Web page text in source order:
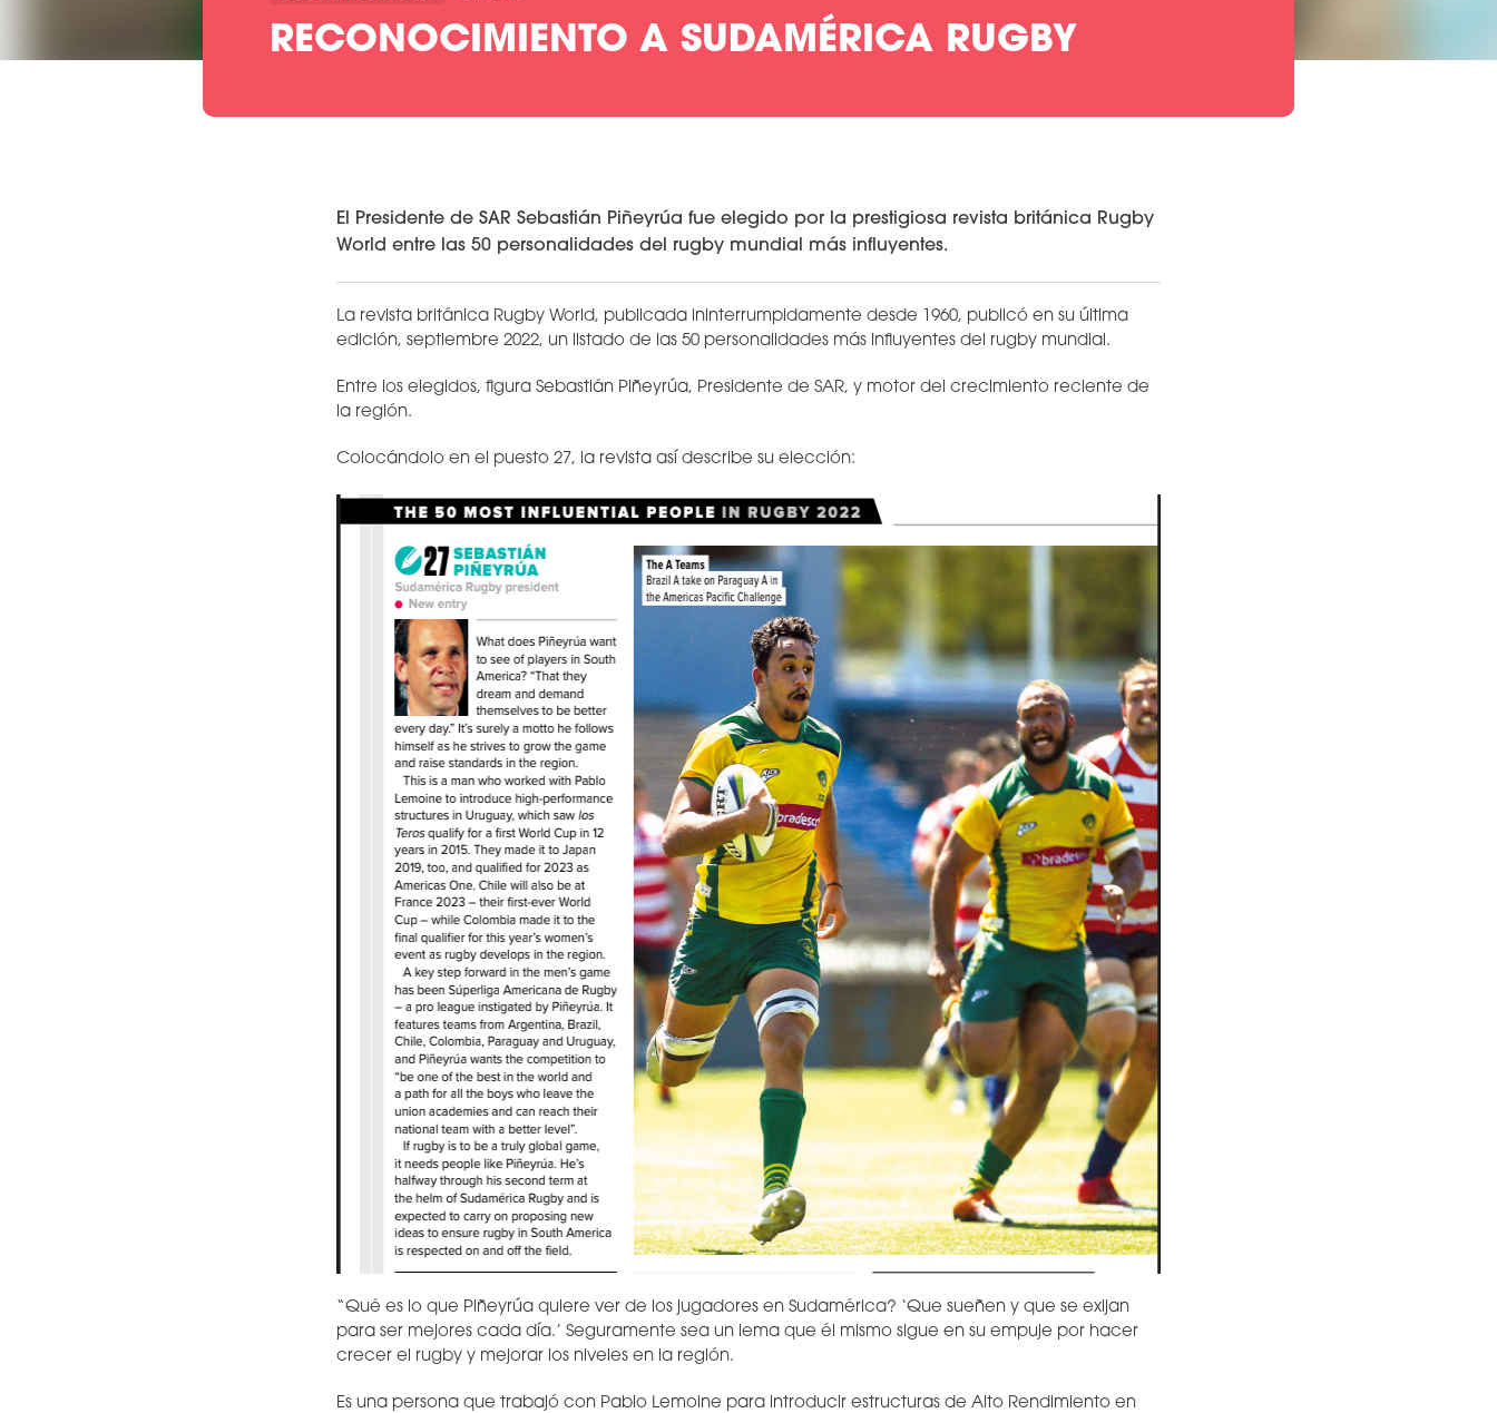
RECONOCIMIENTO A SUDAMÉRICA RUGBY
El Presidente de SAR Sebastián Piñeyrúa fue elegido por la prestigiosa revista británica Rugby
World entre las 50 personalidades del rugby mundial más influyentes.
La revista británica Rugby World, publicada ininterrumpidamente desde 1960, publicó en su última
edición, septiembre 2022, un listado de las 50 personalidades más influyentes del rugby mundial.
Entre los elegidos, figura Sebastián Piñeyrúa, Presidente de SAR, y motor del crecimiento reciente de
la región.
Colocándolo en el puesto 27, la revista así describe su elección:
“Qué es lo que Piñeyrúa quiere ver de los jugadores en Sudamérica? ‘Que sueñen y que se exijan
para ser mejores cada día.’ Seguramente sea un lema que él mismo sigue en su empuje por hacer
crecer el rugby y mejorar los niveles en la región.
Es una persona que trabajó con Pablo Lemoine para introducir estructuras de Alto Rendimiento en